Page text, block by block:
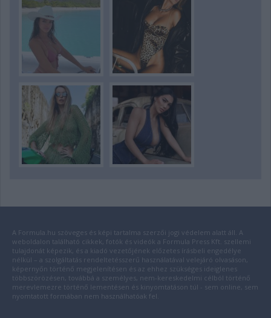
A Formula.hu szöveges és képi tartalma szerzői jogi védelem alatt áll. A
weboldalon található cikkek, fotók és videók a Formula Press Kft. szellemi
tulajdonát képezik, és a kiadó vezetőjének előzetes írásbeli engedélye
nélkül – a szolgáltatás rendeltetésszerű használatával velejáró olvasáson,
képernyőn történő megjelenítésen és az ehhez szükséges ideiglenes
többszörözésen, továbbá a személyes, nem-kereskedelmi célból történő
merevlemezre történő lementésen és kinyomtatáson túl - sem online, sem
nyomtatott formában nem használhatóak fel.